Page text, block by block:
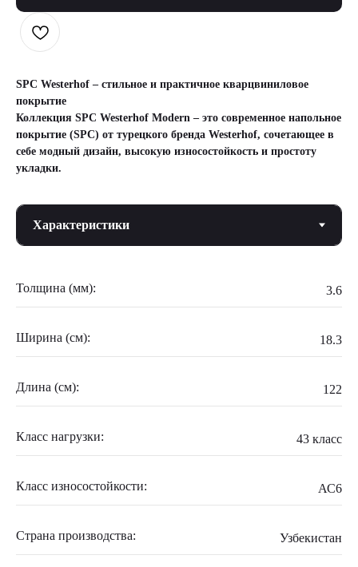
SPC Westerhof – стильное и практичное кварцвиниловое
покрытие
Коллекция SPC Westerhof Modern – это современное напольное
покрытие (SPC) от турецкого бренда Westerhof, сочетающее в
себе модный дизайн, высокую износостойкость и простоту
укладки.
Толщина (мм): 3.6
Ширина (см): 18.3
Длина (см): 122
Класс нагрузки: 43 класс
Класс износостойкости: АС6
Страна производства: Узбекистан